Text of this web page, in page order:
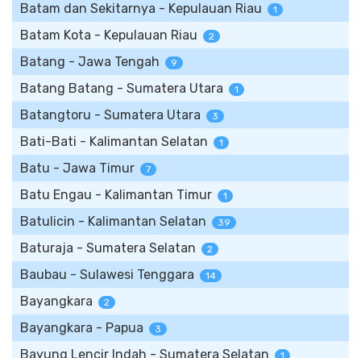
Batam dan Sekitarnya - Kepulauan Riau 1
Batam Kota - Kepulauan Riau 2
Batang - Jawa Tengah 9
Batang Batang - Sumatera Utara 1
Batangtoru - Sumatera Utara 3
Bati-Bati - Kalimantan Selatan 1
Batu - Jawa Timur 7
Batu Engau - Kalimantan Timur 1
Batulicin - Kalimantan Selatan 39
Baturaja - Sumatera Selatan 2
Baubau - Sulawesi Tenggara 14
Bayangkara 2
Bayangkara - Papua 3
Bayung Lencir Indah - Sumatera Selatan 1